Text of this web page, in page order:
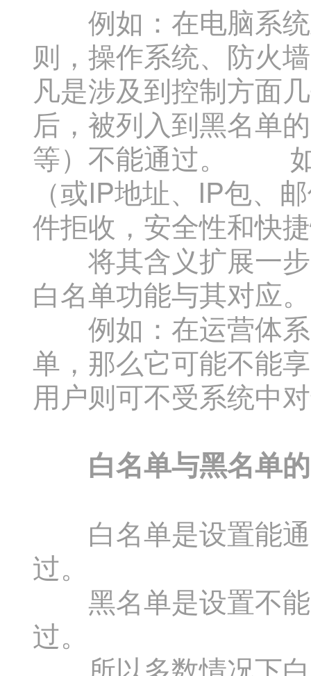
例如：在电脑系统
则，操作系统、防火
凡是涉及到控制方面
后，被列入到黑名单
等）不能通过。 如
（或IP地址、IP包、
件拒收，安全性和快
将其含义扩展一步
白名单功能与其对应。
例如：在运营体系
单，那么它可能不能
用户则可不受系统中
白名单与黑名单
白名单是设置能通
过。
黑名单是设置不能
过。
所以多数情况下白